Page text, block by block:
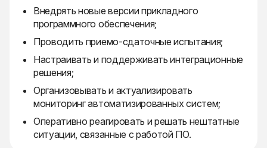
Внедрять новые версии прикладного
программного обеспечения;
Проводить приемо-сдаточные испытания;
Настраивать и поддерживать интеграционные
решения;
Организовывать и актуализировать
мониторинг автоматизированных систем;
Оперативно реагировать и решать нештатные
ситуации, связанные с работой ПО.